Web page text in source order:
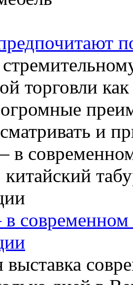
торговли
и
современном